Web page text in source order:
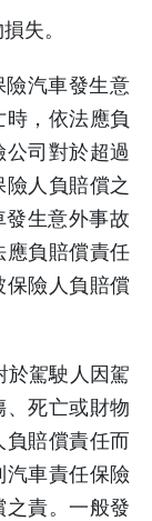
失。
險汽車發生意
，依法應負
司對於超過
人負賠償之
生意外事故
負賠償責任
險人負賠償
於駕駛人因駕
死亡或財物
賠償責任而
車責任保險
責。一般發